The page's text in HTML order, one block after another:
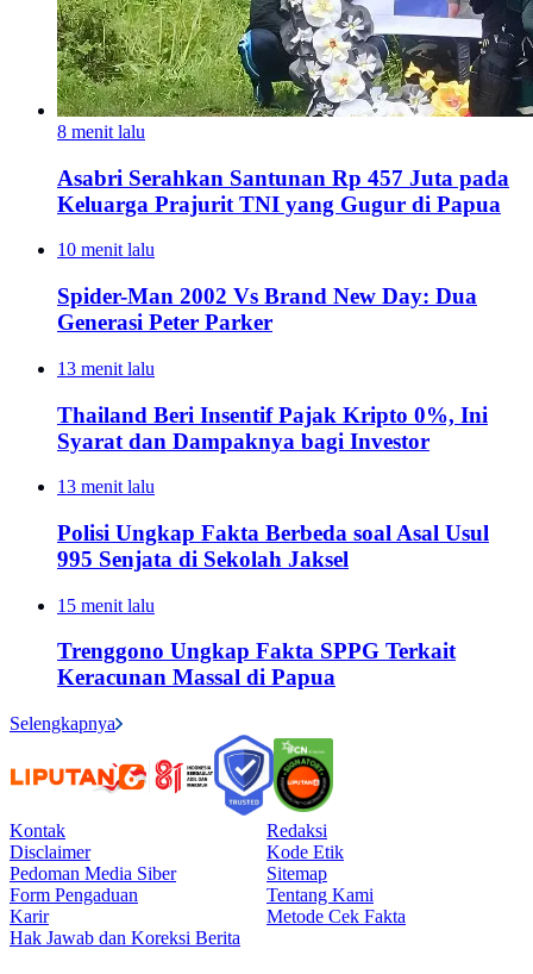
8 menit lalu
Asabri Serahkan Santunan Rp 457 Juta pada
Keluarga Prajurit TNI yang Gugur di Papua
10 menit lalu
Spider-Man 2002 Vs Brand New Day: Dua
Generasi Peter Parker
13 menit lalu
Thailand Beri Insentif Pajak Kripto 0%, Ini
Syarat dan Dampaknya bagi Investor
13 menit lalu
Polisi Ungkap Fakta Berbeda soal Asal Usul
995 Senjata di Sekolah Jaksel
15 menit lalu
Trenggono Ungkap Fakta SPPG Terkait
Keracunan Massal di Papua
Selengkapnya
Kontak
Redaksi
Disclaimer
Kode Etik
Pedoman Media Siber
Sitemap
Form Pengaduan
Tentang Kami
Karir
Metode Cek Fakta
Hak Jawab dan Koreksi Berita